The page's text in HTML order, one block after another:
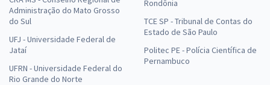
Administração do Mato Grosso
do Sul
UFJ - Universidade Federal de
Jataí
UFRN - Universidade Federal do
Rio Grande do Norte
Rondônia
TCE SP - Tribunal de Contas do
Estado de São Paulo
Politec PE - Polícia Científica de
Pernambuco